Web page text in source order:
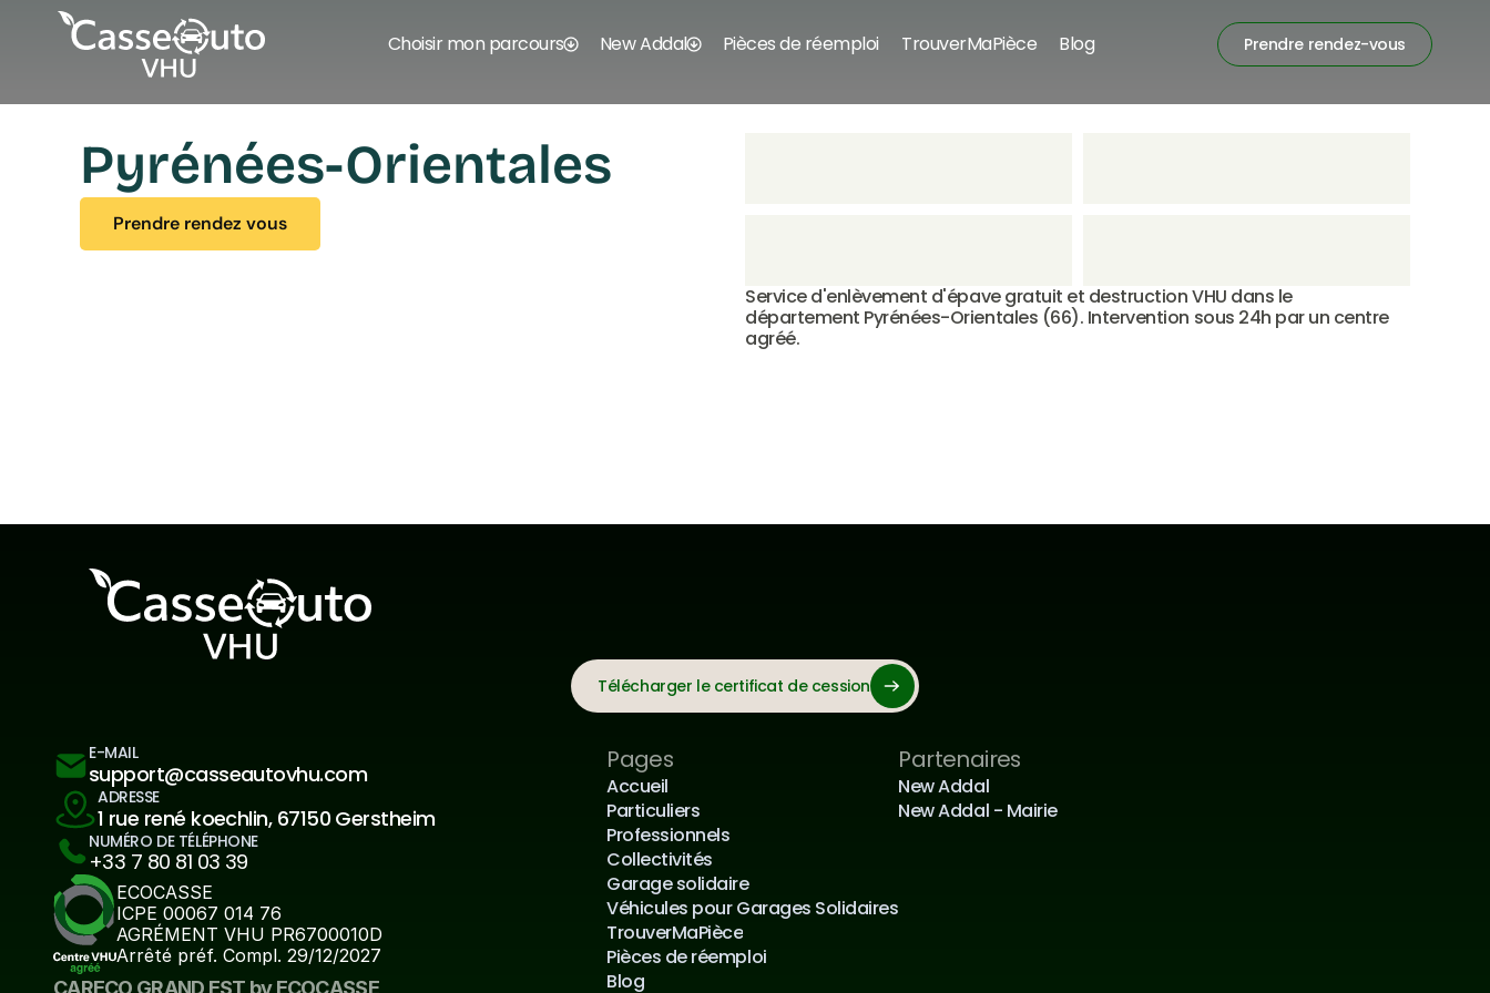
Pyrénées-Orientales
Prendre rendez vous
Prendre rendez vous
Service d'enlèvement d'épave gratuit et destruction VHU dans le
département Pyrénées-Orientales (66). Intervention sous 24h par un centre
agréé.
Choisir mon parcours New Addal Pièces de réemploi TrouverMaPièce Blog Prendre rendez-vous
Télécharger le certificat de cession
E-MAIL
support@casseautovhu.com
ADRESSE
1 rue rené koechlin, 67150 Gerstheim
NUMÉRO DE TÉLÉPHONE
+33 7 80 81 03 39
ECOCASSE
ICPE 00067 014 76
AGRÉMENT VHU PR6700010D
Arrêté préf. Compl. 29/12/2027
CARECO GRAND EST by ECOCASSE
Pages
Accueil
Particuliers
Professionnels
Collectivités
Garage solidaire
Véhicules pour Garages Solidaires
TrouverMaPièce
Pièces de réemploi
Blog
Partenaires
New Addal
New Addal - Mairie